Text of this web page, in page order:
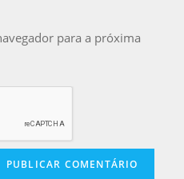
para a próxima